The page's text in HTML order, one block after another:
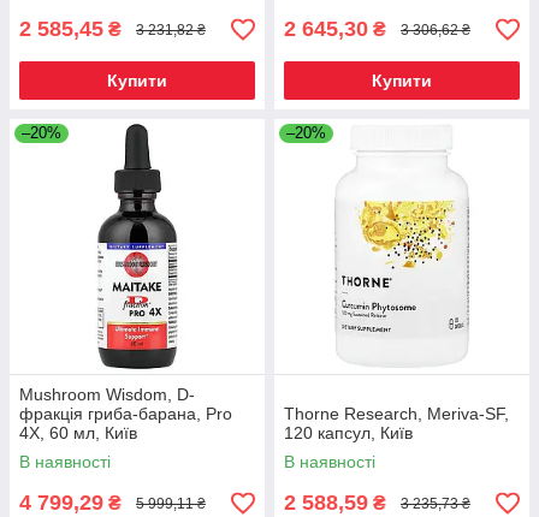
2 585,45 ₴ 3 231,82 ₴
Купити
2 645,30 ₴ 3 306,62 ₴
Купити
–20%
Mushroom Wisdom, D-
фракція гриба-барана, Pro
4X, 60 мл, Київ
В наявності
4 799,29 ₴ 5 999,11 ₴
–20%
Thorne Research, Meriva-SF,
120 капсул, Київ
В наявності
2 588,59 ₴ 3 235,73 ₴